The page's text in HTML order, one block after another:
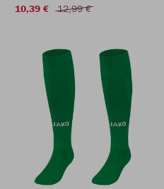
10,39 €
12,99 €